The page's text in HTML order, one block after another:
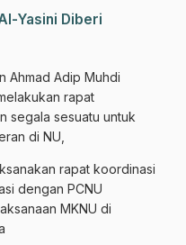
Yasini Diberi
Ahmad Adip Muhdi
rapat
segala sesuatu untuk
di NU,
rapat koordinasi
dengan PCNU
MKNU di